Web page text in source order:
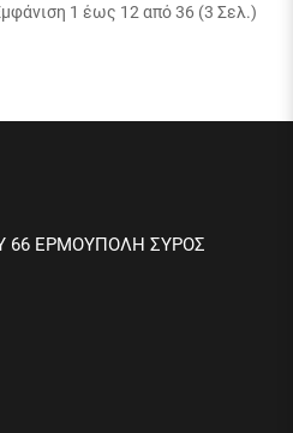
1 έως 12 από 36 (3 Σελ.)
66 ΕΡΜΟΥΠΟΛΗ ΣΥΡΟΣ